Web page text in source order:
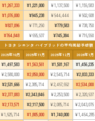
¥1,267,333 ¥1,221,000 ¥1,137,500 ¥1,159,583
¥1,076,000 ¥945,238 ¥944,444 ¥902,608
¥827,096 ¥771,290 ¥779,583 ¥738,750
¥764,848 ¥695,937 ¥745,384 ¥716,590
トヨタ シエンタ ハイブリッドの平均売却予想額
2025年10月 2025年11月 2025年12月 2026年1月
¥1,497,583 ¥1,563,561 ¥1,501,167 ¥1,456,235
¥2,580,000 ¥2,850,000 ¥2,545,714 ¥2,833,333
¥2,531,666 ¥2,385,714 ¥2,467,692 ¥2,534,000
¥2,377,083 ¥2,343,846 ¥2,253,500 ¥2,320,937
¥2,173,571 ¥2,117,500 ¥2,085,714 ¥2,043,076
¥1,625,714 ¥1,805,000 ¥1,740,000 ¥1,464,285